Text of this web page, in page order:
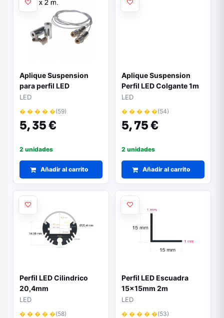
Aplique Suspension
para perfil LED
cilindrico 2m
LED
� � � � �(59)
5,35 €
2 unidades
Añadir al carrito
Aplique Suspension
Perfil LED Colgante 1m
LED
� � � � �(54)
5,75 €
2 unidades
Añadir al carrito
Perfil LED Cilindrico
20,4mm
LED
� � � � �(58)
Perfil LED Escuadra
15x15mm 2m
LED
� � � � �(53)